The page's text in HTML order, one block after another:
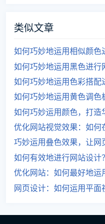
类似文章
如何巧妙地运用相似颜色
如何巧妙地运用黑色进行
如何巧妙地运用色彩搭配
如何巧妙地运用黄色调色
如何巧妙运用颜色，打造
巧妙运用叠色效果，让网
如何有效地进行网站设计？
优化网站：如何最好地运
网页设计：如何运用平面